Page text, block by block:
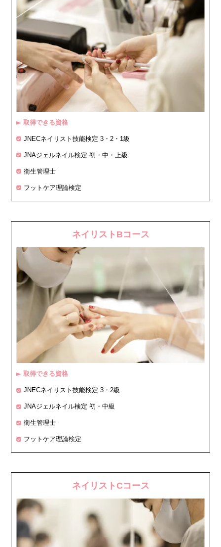
▶ 取得できる資格
JNECネイリスト技能検定 3・2・1級
JNAジェルネイル検定 初・中・上級
衛生管理士
フットケア理論検定
ネイリストBコース
▶ 取得できる資格
JNECネイリスト技能検定 3・2級
JNAジェルネイル検定 初・中級
衛生管理士
フットケア理論検定
ネイリストCコース